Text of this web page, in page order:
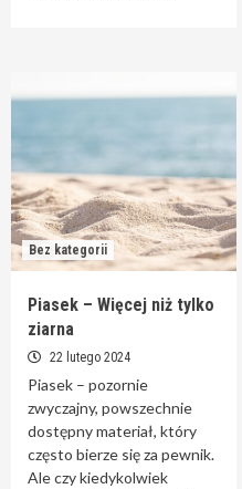
Bez kategorii
Piasek – Więcej niż tylko
ziarna
22 lutego 2024
Piasek – pozornie
zwyczajny, powszechnie
dostępny materiał, który
często bierze się za pewnik.
Ale czy kiedykolwiek